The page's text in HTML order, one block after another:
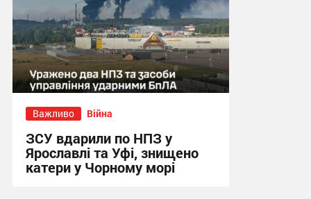
Важливо Війна
ЗСУ вдарили по НПЗ у
Ярославлі та Уфі, знищено
катери у Чорному морі